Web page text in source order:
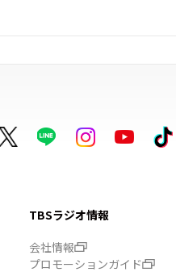
TBSラジオ情報
会社情報
プロモーションガイド